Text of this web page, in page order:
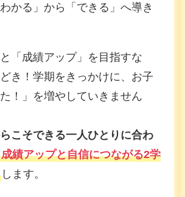
かる」から「できる」へ導き
と「成績アップ」を目指すな
き！学期をきっかけに、お子
！」を増やしていきません
こそできる一人ひとりに合わ
成績アップと自信につながる2学
します。